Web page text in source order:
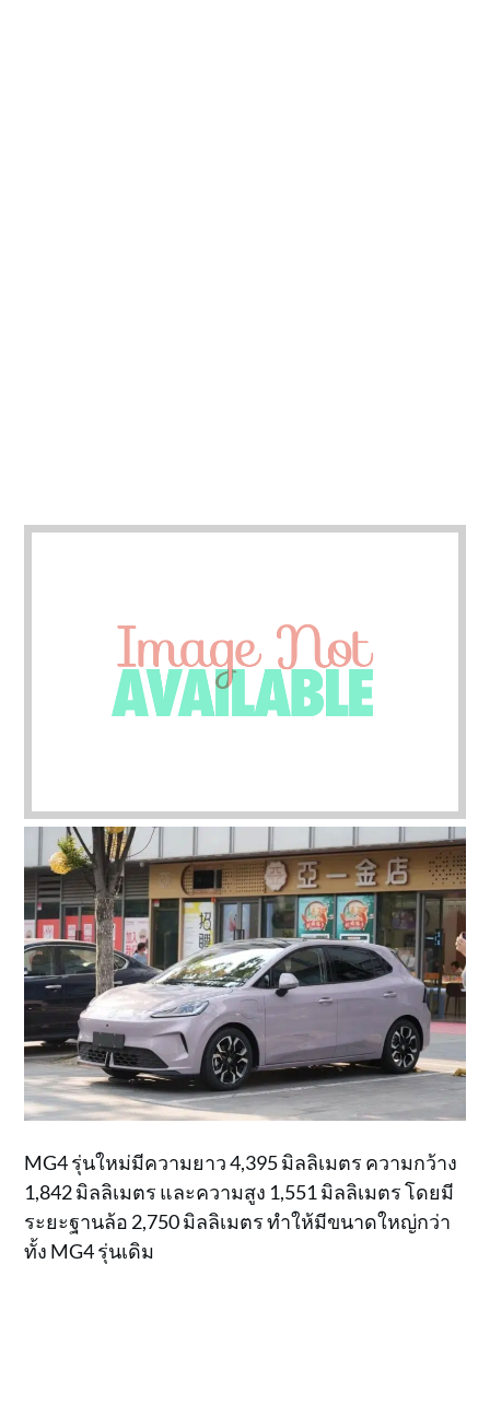
MG4 รุ่นใหม่มีความยาว 4,395 มิลลิเมตร ความกว้าง
1,842 มิลลิเมตร และความสูง 1,551 มิลลิเมตร โดยมี
ระยะฐานล้อ 2,750 มิลลิเมตร ทำให้มีขนาดใหญ่กว่า
ทั้ง MG4 รุ่นเดิม